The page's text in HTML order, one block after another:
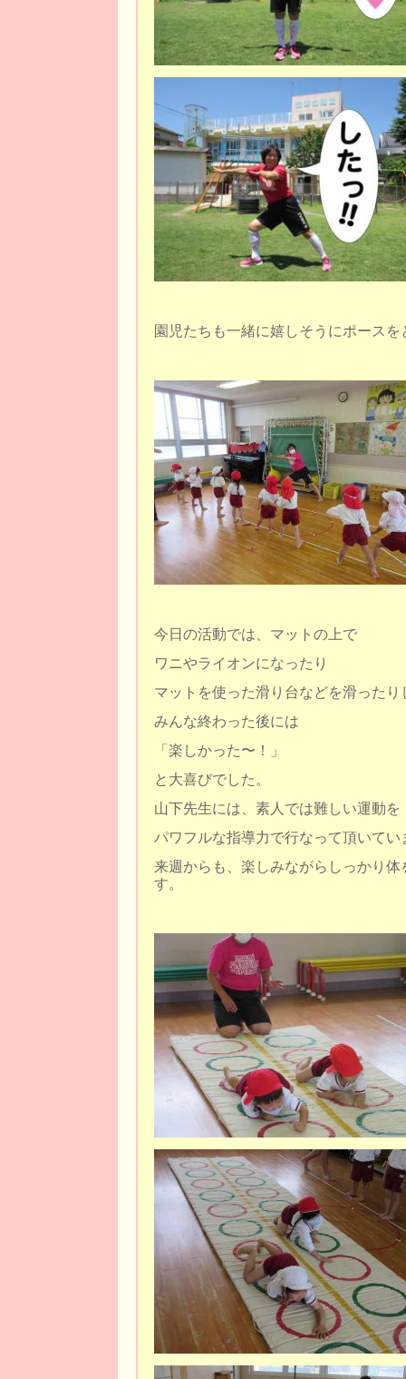
園児たちも一緒に嬉しそうにポース
今日の活動では、マットの上で
ワニやライオンになったり
マットを使った滑り台などを滑ったり
みんな終わった後には
「楽しかった〜！」
と大喜びでした。
山下先生には、素人では難しい運動を
パワフルな指導力で行なって頂いてい
来週からも、楽しみながらしっかり
す。